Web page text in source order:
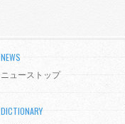
NEWS
ニューストップ
DICTIONARY